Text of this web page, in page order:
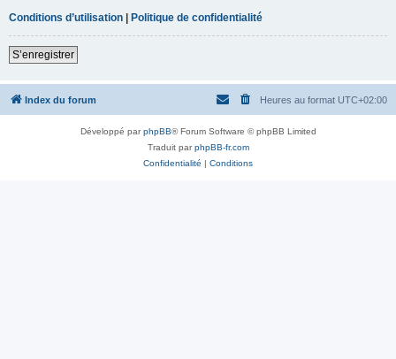
Conditions d’utilisation | Politique de confidentialité
S’enregistrer
Index du forum Heures au format UTC+02:00
Développé parphpBB® Forum Software © phpBB Limited
Traduit parphpBB-fr.com
Confidentialité | Conditions